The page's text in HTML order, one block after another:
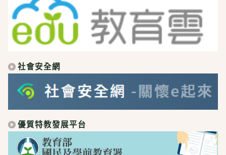
社會安全網
優質特教發展平台